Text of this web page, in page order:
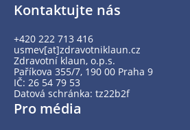
Kontaktujte nás
+420 222 713 416
usmev[at]zdravotniklaun.cz
Zdravotní klaun, o.p.s.
Paříkova 355/7, 190 00 Praha 9
IČ: 26 54 79 53
Datová schránka: tz22b2f
Pro média